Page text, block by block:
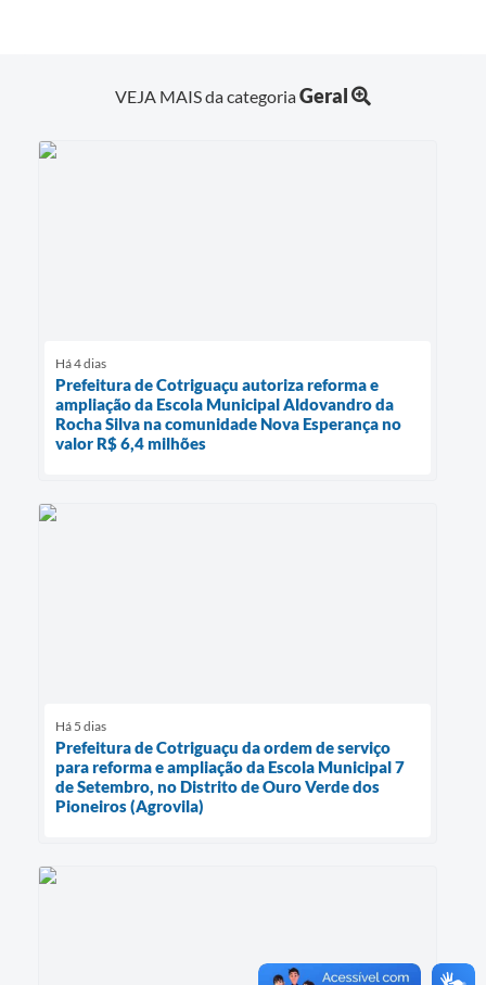
VEJA MAIS da categoriaGeral
Há 4 dias
Prefeitura de Cotriguaçu autoriza reforma e
ampliação da Escola Municipal Aldovandro da
Rocha Silva na comunidade Nova Esperança no
valor R$ 6,4 milhões
Há 5 dias
Prefeitura de Cotriguaçu da ordem de serviço
para reforma e ampliação da Escola Municipal 7
de Setembro, no Distrito de Ouro Verde dos
Pioneiros (Agrovila)